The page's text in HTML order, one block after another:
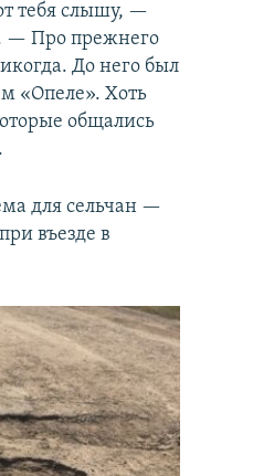
тебя слышу, —
— Про прежнего
До него был
«Опеле». Хоть
общались
для сельчан —
въезде в